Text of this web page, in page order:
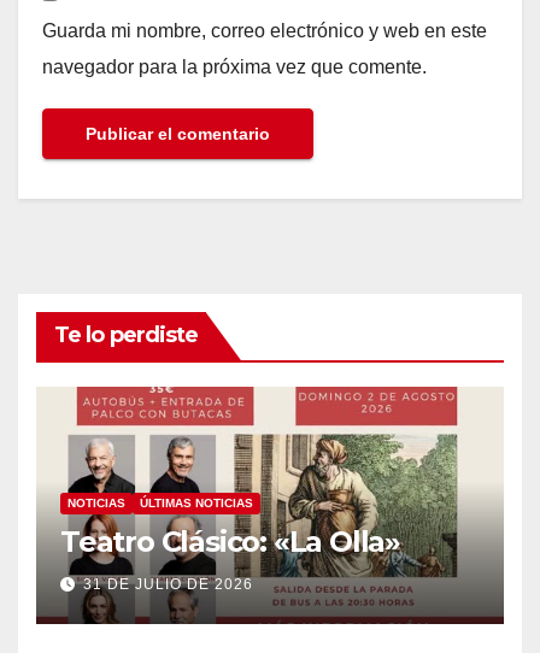
Guarda mi nombre, correo electrónico y web en este
navegador para la próxima vez que comente.
Te lo perdiste
NOTICIAS ÚLTIMAS NOTICIAS
Teatro Clásico: «La Olla»
31 DE JULIO DE 2026